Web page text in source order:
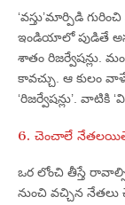
‘వస్తు’మార్పిడి
ఇండియాలో పుడితే
శాతం రిజర్వేషన్లు.
కావచ్చు. ఆ కులం
‘రిజర్వేషన్లు’. వాటికి
6. చెంచాలే
ఒర లోంచి తీస్తే
నుంచి వచ్చిన